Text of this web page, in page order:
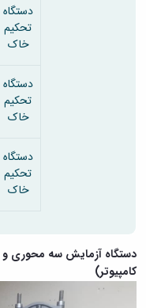
دستگاه
تحکیم
خاک
دستگاه
تحکیم
خاک
دستگاه
تحکیم
خاک
دستگاه آزمایش سه محوری و
کامپیوتر)